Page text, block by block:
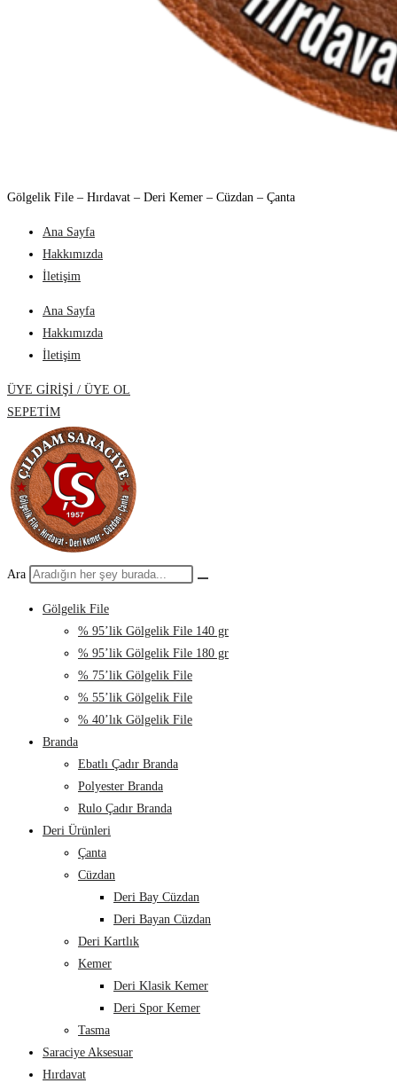
Gölgelik File – Hırdavat – Deri Kemer – Cüzdan – Çanta
Ana Sayfa
Hakkımızda
İletişim
Ana Sayfa
Hakkımızda
İletişim
ÜYE GİRİŞİ / ÜYE OL
SEPETİM
Ara
Gölgelik File
% 95’lik Gölgelik File 140 gr
% 95’lik Gölgelik File 180 gr
% 75’lik Gölgelik File
% 55’lik Gölgelik File
% 40’lık Gölgelik File
Branda
Ebatlı Çadır Branda
Polyester Branda
Rulo Çadır Branda
Deri Ürünleri
Çanta
Cüzdan
Deri Bay Cüzdan
Deri Bayan Cüzdan
Deri Kartlık
Kemer
Deri Klasik Kemer
Deri Spor Kemer
Tasma
Saraciye Aksesuar
Hırdavat